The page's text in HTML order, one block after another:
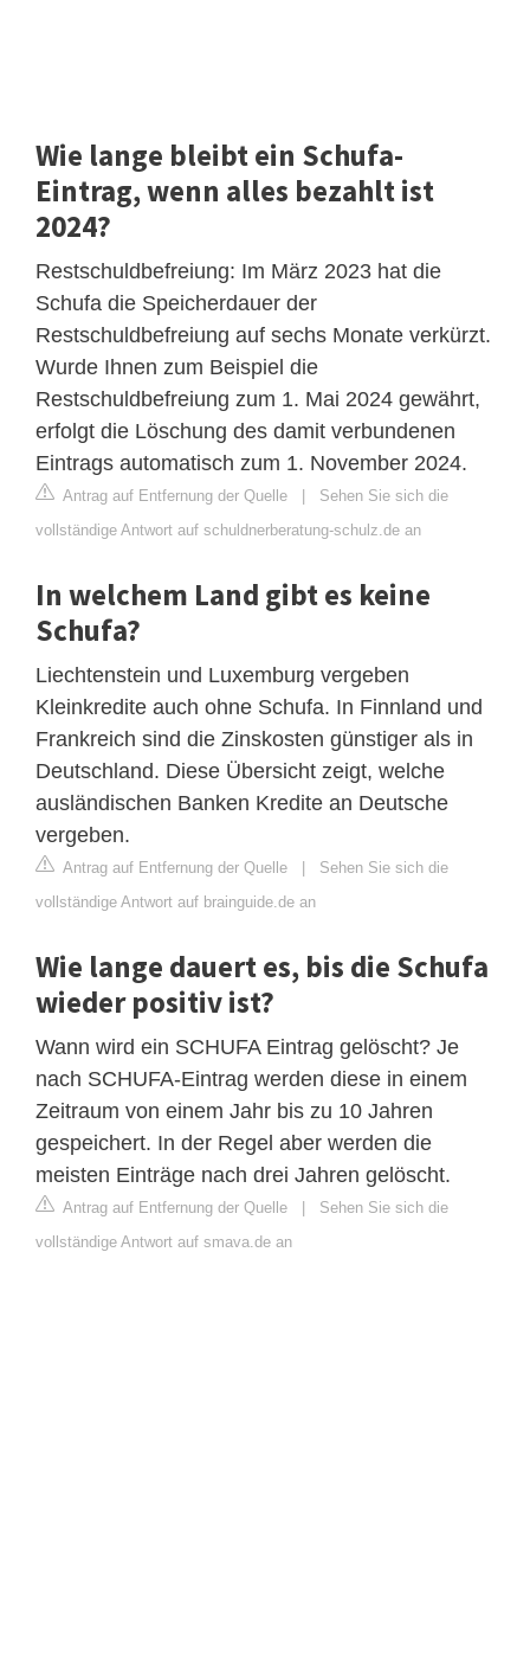
Wie lange bleibt ein Schufa-
Eintrag, wenn alles bezahlt ist
2024?
Restschuldbefreiung: Im März 2023 hat die
Schufa die Speicherdauer der
Restschuldbefreiung auf sechs Monate verkürzt.
Wurde Ihnen zum Beispiel die
Restschuldbefreiung zum 1. Mai 2024 gewährt,
erfolgt die Löschung des damit verbundenen
Eintrags automatisch zum 1. November 2024.
Antrag auf Entfernung der Quelle | Sehen Sie sich die
vollständige Antwort auf schuldnerberatung-schulz.de an
In welchem Land gibt es keine
Schufa?
Liechtenstein und Luxemburg vergeben
Kleinkredite auch ohne Schufa. In Finnland und
Frankreich sind die Zinskosten günstiger als in
Deutschland. Diese Übersicht zeigt, welche
ausländischen Banken Kredite an Deutsche
vergeben.
Antrag auf Entfernung der Quelle | Sehen Sie sich die
vollständige Antwort auf brainguide.de an
Wie lange dauert es, bis die Schufa
wieder positiv ist?
Wann wird ein SCHUFA Eintrag gelöscht? Je
nach SCHUFA-Eintrag werden diese in einem
Zeitraum von einem Jahr bis zu 10 Jahren
gespeichert. In der Regel aber werden die
meisten Einträge nach drei Jahren gelöscht.
Antrag auf Entfernung der Quelle | Sehen Sie sich die
vollständige Antwort auf smava.de an